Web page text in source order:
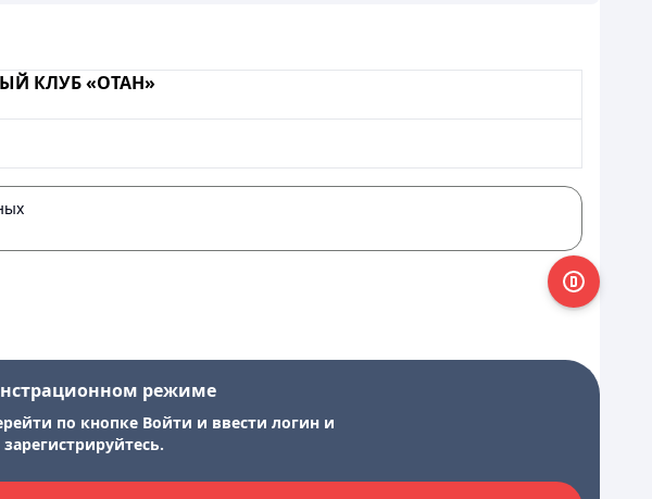
КЛУБ «ОТАН»
режиме
по кнопке Войти и ввести логин и